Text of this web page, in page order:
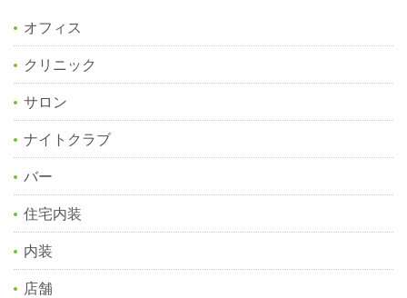
オフィス
クリニック
サロン
ナイトクラブ
バー
住宅内装
内装
店舗